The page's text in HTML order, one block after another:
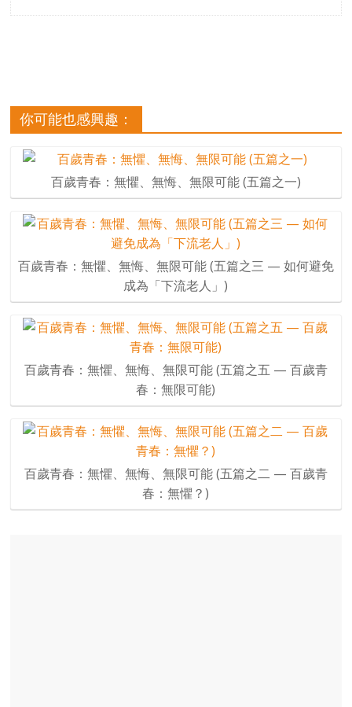
你可能也感興趣：
百歲青春：無懼、無悔、無限可能 (五篇之一)
百歲青春：無懼、無悔、無限可能 (五篇之三 — 如何避免
成為「下流老人」)
百歲青春：無懼、無悔、無限可能 (五篇之五 — 百歲青
春：無限可能)
百歲青春：無懼、無悔、無限可能 (五篇之二 — 百歲青
春：無懼？)